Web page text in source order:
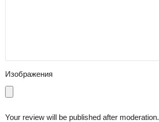
Изображения
Your review will be published after moderation.